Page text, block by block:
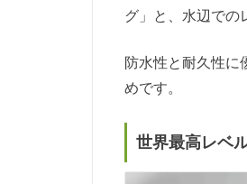
グ」と、水辺での
防水性と耐久性に
めです。
世界最高レベ